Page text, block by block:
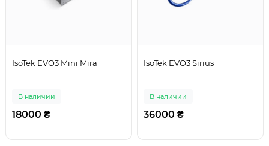
IsoTek EVO3 Mini Mira
В наличии
18000 ₴
IsoTek EVO3 Sirius
В наличии
36000 ₴